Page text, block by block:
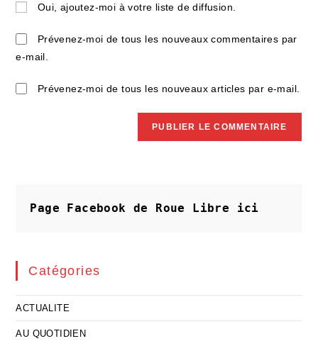
comment
site
(facultatif)
Oui, ajoutez-moi à votre liste de diffusion.
Prévenez-moi de tous les nouveaux commentaires par
e-mail.
Prévenez-moi de tous les nouveaux articles par e-mail.
Page Facebook de Roue Libre ici
Catégories
ACTUALITE
AU QUOTIDIEN